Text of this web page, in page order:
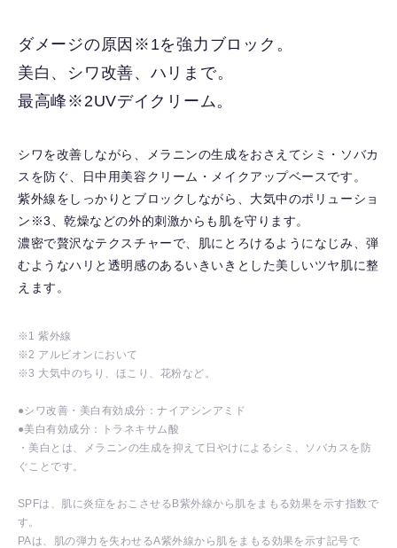
る
ダメージの原因※1を強力ブロック。
美白、シワ改善、ハリまで。
最高峰※2UVデイクリーム。
シワを改善しながら、メラニンの生成をおさえてシミ・ソバカ
スを防ぐ、日中用美容クリーム・メイクアップベースです。
紫外線をしっかりとブロックしながら、大気中のポリューショ
ン※3、乾燥などの外的刺激からも肌を守ります。
濃密で贅沢なテクスチャーで、肌にとろけるようになじみ、弾
むようなハリと透明感のあるいきいきとした美しいツヤ肌に整
えます。
※1 紫外線
※2 アルビオンにおいて
※3 大気中のちり、ほこり、花粉など。
●シワ改善・美白有効成分：ナイアシンアミド
●美白有効成分：トラネキサム酸
・美白とは、メラニンの生成を抑えて日やけによるシミ、ソバカスを防
ぐことです。
SPFは、肌に炎症をおこさせるB紫外線から肌をまもる効果を示す指数で
す。
PAは、肌の弾力を失わせるA紫外線から肌をまもる効果を示す記号で